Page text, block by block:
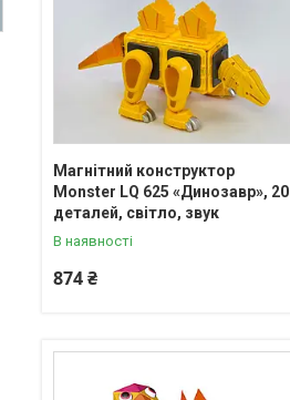
Магнітний конструктор
Monster LQ 625 «Динозавр», 20
деталей, світло, звук
В наявності
874 ₴